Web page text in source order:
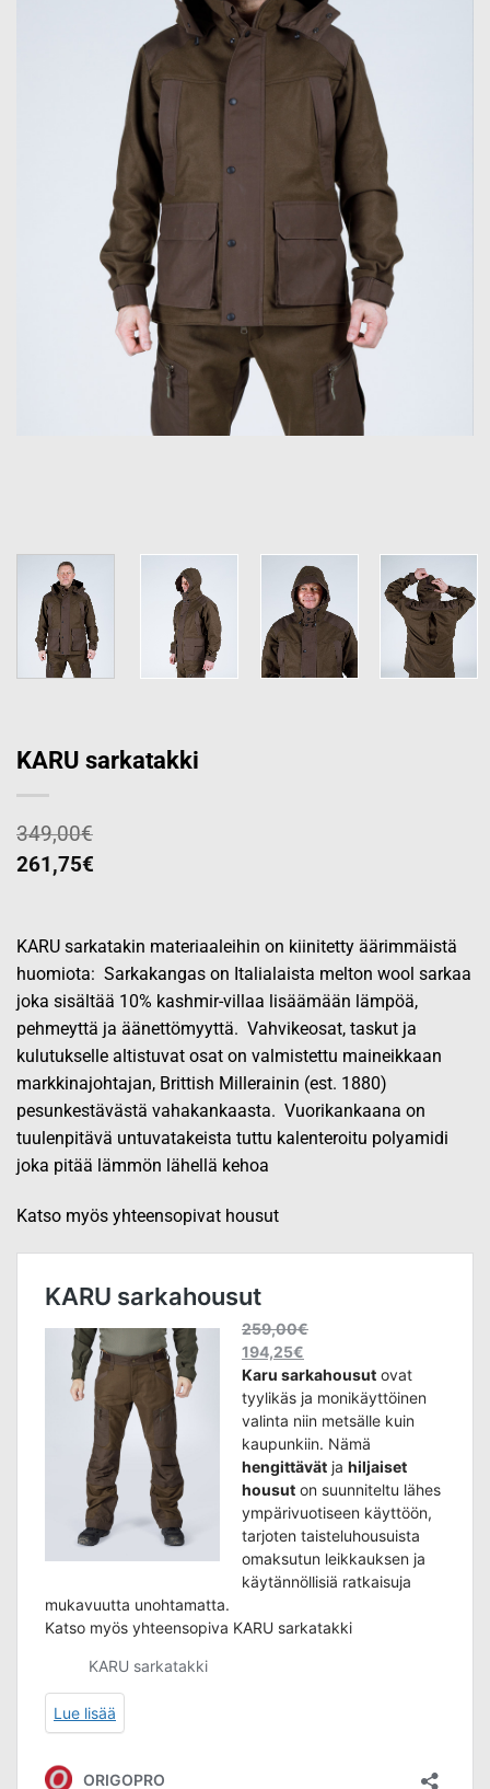
KARU sarkatakki
349,00€
261,75€
KARU sarkatakin materiaaleihin on kiinitetty äärimmäistä
huomiota: Sarkakangas on Italialaista melton wool sarkaa
joka sisältää 10% kashmir-villaa lisäämään lämpöä,
pehmeyttä ja äänettömyyttä. Vahvikeosat, taskut ja
kulutukselle altistuvat osat on valmistettu maineikkaan
markkinajohtajan, Brittish Millerainin (est. 1880)
pesunkestävästä vahakankaasta. Vuorikankaana on
tuulenpitävä untuvatakeista tuttu kalenteroitu polyamidi
joka pitää lämmön lähellä kehoa
Katso myös yhteensopivat housut